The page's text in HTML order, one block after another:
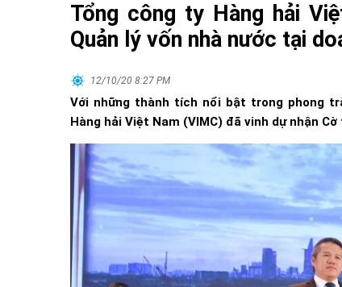
Tổng công ty Hàng hải
Quản lý vốn nhà nước tại
12/10/20 8:27 PM
Với những thành tích nổi bật trong phong
Hàng hải Việt Nam (VIMC) đã vinh dự nhận